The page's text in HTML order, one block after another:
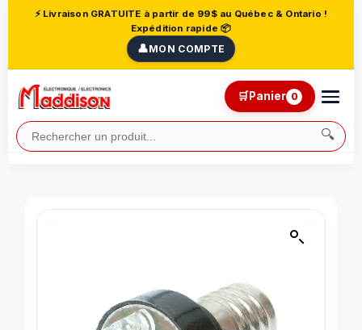
⚡ Livraison GRATUITE à partir de 99$ au Québec & Ontario !
Expédition rapide 📦
👤MON COMPTE
🔍
🛒Panier 0